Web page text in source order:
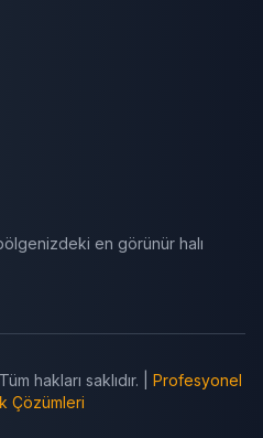
en görünür halı
hakları saklıdır. | Profesyonel
Çözümleri